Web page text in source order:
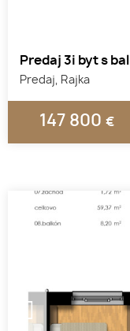
Predaj 3i byt s
Predaj, Rajka
147 800 €